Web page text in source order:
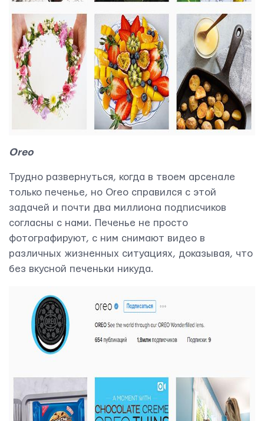
Oreo
Трудно развернуться, когда в твоем арсенале
только печенье, но Oreo справился с этой
задачей и почти два миллиона подписчиков
согласны с нами. Печенье не просто
фотографируют, с ним снимают видео в
различных жизненных ситуациях, доказывая, что
без вкусной печеньки никуда.